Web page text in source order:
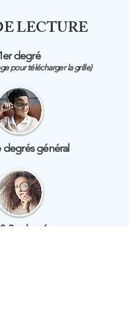
LECTURE
degré
pour télécharger la grille)
degrés général
3e degrés